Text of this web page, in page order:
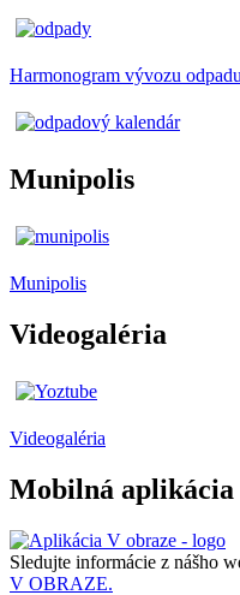
Harmonogram vývozu odpadu
Munipolis
Munipolis
Videogaléria
Videogaléria
Mobilná aplikácia
Sledujte informácie z nášho
V OBRAZE.